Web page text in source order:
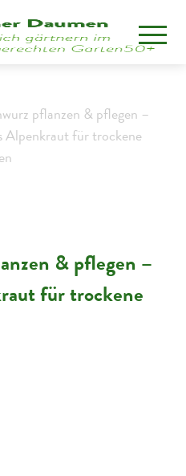
pflanzen & pflegen –
Alpenkraut für trockene
& pflegen –
für trockene